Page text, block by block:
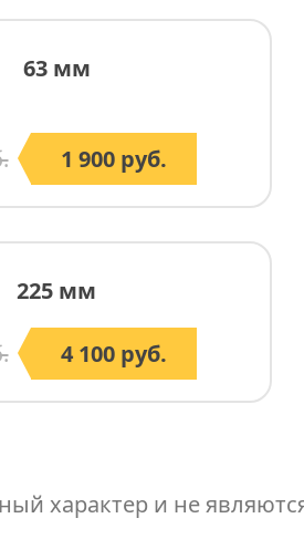
63 мм
1 900 руб.
225 мм
4 100 руб.
характер и не